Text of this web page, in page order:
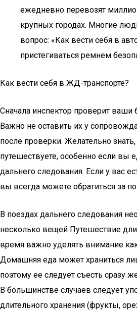
ежедневно перевозят
крупных городах. Многие
вопрос: «Как вести себя в
пристегиваться ремнем
Как вести себя в ЖД-транспорте?
Сначала инспектор проверит
Важно не оставить их у
после проверки. Желательно
путешествуете, особенно если вы
дальнего следования. Если у вас
вы всегда можете обратиться за
В поездах дальнего следования
несколько вещей Путешествие
время важно уделять внимание
Домашняя еда может храниться
поэтому ее следует съесть сразу
В большинстве случаев следует
длительного хранения (фрукты,